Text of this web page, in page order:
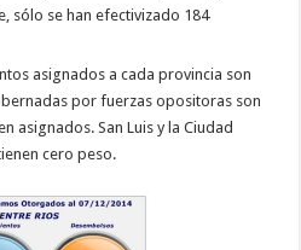
sólo se han efectivizado 184
asignados a cada provincia son
por fuerzas opositoras son
asignados. San Luis y la Ciudad
cero peso.